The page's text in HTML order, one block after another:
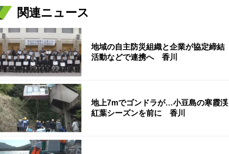
関連ニュース
地域の自主防災組織と企業が協定締
活動などで連携へ 香川
地上7mでゴンドラが…小豆島の寒霞
紅葉シーズンを前に 香川